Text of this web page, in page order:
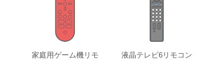
家庭用ゲーム機リモ
液晶テレビ6リモコン